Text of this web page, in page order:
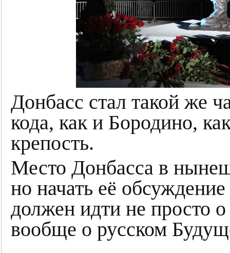
Донбасс стал такой же
кода, как и Бородино,
крепость.
Место Донбасса в
но начать её
должен идти не просто
вообще о русском